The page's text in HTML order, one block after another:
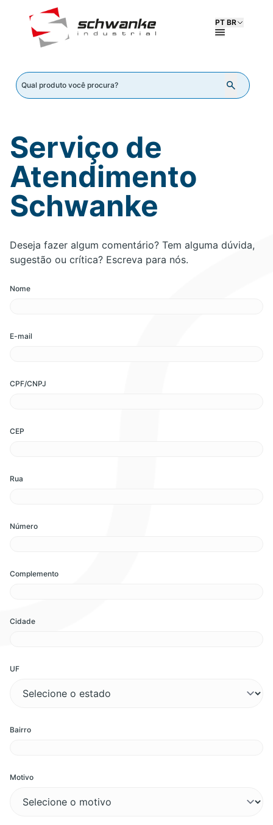
PT BR
Serviço de
Atendimento
Schwanke
Deseja fazer algum comentário? Tem alguma dúvida,
sugestão ou crítica? Escreva para nós.
Nome
E-mail
CPF/CNPJ
CEP
Rua
Número
Complemento
Cidade
UF
Bairro
Motivo